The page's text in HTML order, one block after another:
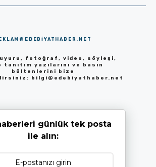
fotoğraf, video, söyleşi,
tanıtım yazılarını ve basın
bültenlerini bize
bilgi@edebiyathaber.net
günlük tek posta
ile alın: